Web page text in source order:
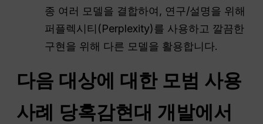
종 여러 모델을 결합하여, 연구/설명을 위해
퍼플렉시티(Perplexity)를 사용하고 깔끔한
구현을 위해 다른 모델을 활용합니다.
다음 대상에 대한 모범 사용
사례 당혹감현대 개발에서